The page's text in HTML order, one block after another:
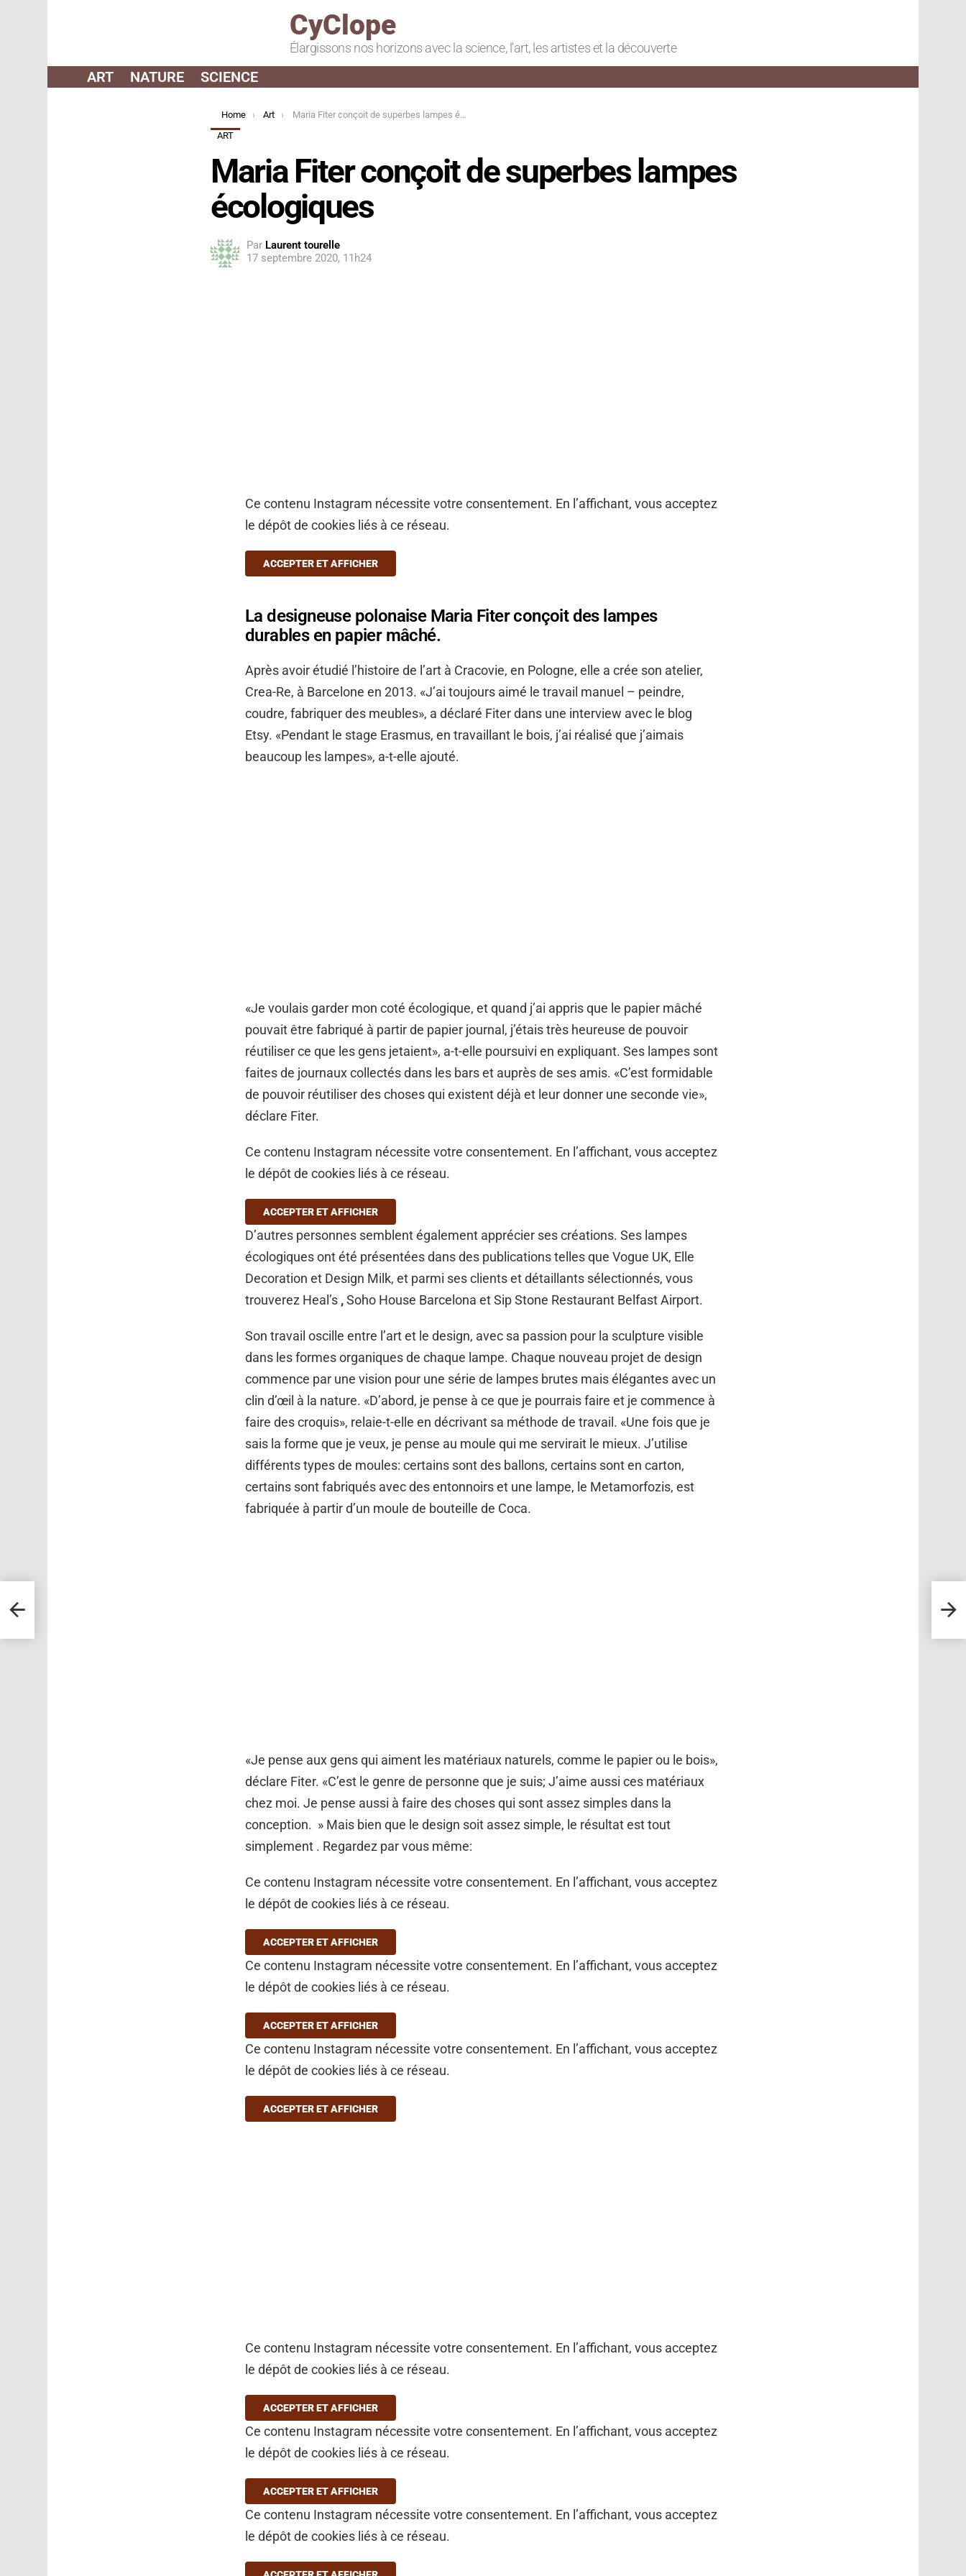
CyClope
Élargissons nos horizons avec la science, l'art, les artistes et la découverte
ART NATURE SCIENCE
You are here:
Home Art
Maria Fiter conçoit de superbes lampes écologiques
ART
Maria Fiter conçoit de superbes lampes
écologiques
Par Laurent tourelle
17 septembre 2020, 11h24
Ce contenu Instagram nécessite votre consentement. En l’affichant, vous acceptez
le dépôt de cookies liés à ce réseau.
ACCEPTER ET AFFICHER
La designeuse polonaise Maria Fiter conçoit des lampes
durables en papier mâché.
Après avoir étudié l’histoire de l’art à Cracovie, en Pologne, elle a crée son atelier,
Crea-Re, à Barcelone en 2013. «J’ai toujours aimé le travail manuel – peindre,
coudre, fabriquer des meubles», a déclaré Fiter dans une interview avec le blog
Etsy. «Pendant le stage Erasmus, en travaillant le bois, j’ai réalisé que j’aimais
beaucoup les lampes», a-t-elle ajouté.
«Je voulais garder mon coté écologique, et quand j’ai appris que le papier mâché
pouvait être fabriqué à partir de papier journal, j’étais très heureuse de pouvoir
réutiliser ce que les gens jetaient», a-t-elle poursuivi en expliquant. Ses lampes sont
faites de journaux collectés dans les bars et auprès de ses amis. «C’est formidable
de pouvoir réutiliser des choses qui existent déjà et leur donner une seconde vie»,
déclare Fiter.
Ce contenu Instagram nécessite votre consentement. En l’affichant, vous acceptez
le dépôt de cookies liés à ce réseau.
ACCEPTER ET AFFICHER
D’autres personnes semblent également apprécier ses créations. Ses lampes
écologiques ont été présentées dans des publications telles que Vogue UK, Elle
Decoration et Design Milk, et parmi ses clients et détaillants sélectionnés, vous
trouverez Heal’s ,Soho House Barcelona et Sip Stone Restaurant Belfast Airport.
Son travail oscille entre l’art et le design, avec sa passion pour la sculpture visible
dans les formes organiques de chaque lampe. Chaque nouveau projet de design
commence par une vision pour une série de lampes brutes mais élégantes avec un
clin d’œil à la nature. «D’abord, je pense à ce que je pourrais faire et je commence à
faire des croquis», relaie-t-elle en décrivant sa méthode de travail. «Une fois que je
sais la forme que je veux, je pense au moule qui me servirait le mieux. J’utilise
différents types de moules: certains sont des ballons, certains sont en carton,
certains sont fabriqués avec des entonnoirs et une lampe, le Metamorfozis, est
fabriquée à partir d’un moule de bouteille de Coca.
«Je pense aux gens qui aiment les matériaux naturels, comme le papier ou le bois»,
déclare Fiter. «C’est le genre de personne que je suis; J’aime aussi ces matériaux
chez moi. Je pense aussi à faire des choses qui sont assez simples dans la
conception. » Mais bien que le design soit assez simple, le résultat est tout
simplement . Regardez par vous même:
Ce contenu Instagram nécessite votre consentement. En l’affichant, vous acceptez
le dépôt de cookies liés à ce réseau.
ACCEPTER ET AFFICHER
Ce contenu Instagram nécessite votre consentement. En l’affichant, vous acceptez
le dépôt de cookies liés à ce réseau.
ACCEPTER ET AFFICHER
Ce contenu Instagram nécessite votre consentement. En l’affichant, vous acceptez
le dépôt de cookies liés à ce réseau.
ACCEPTER ET AFFICHER
Ce contenu Instagram nécessite votre consentement. En l’affichant, vous acceptez
le dépôt de cookies liés à ce réseau.
ACCEPTER ET AFFICHER
Ce contenu Instagram nécessite votre consentement. En l’affichant, vous acceptez
le dépôt de cookies liés à ce réseau.
ACCEPTER ET AFFICHER
Ce contenu Instagram nécessite votre consentement. En l’affichant, vous acceptez
le dépôt de cookies liés à ce réseau.